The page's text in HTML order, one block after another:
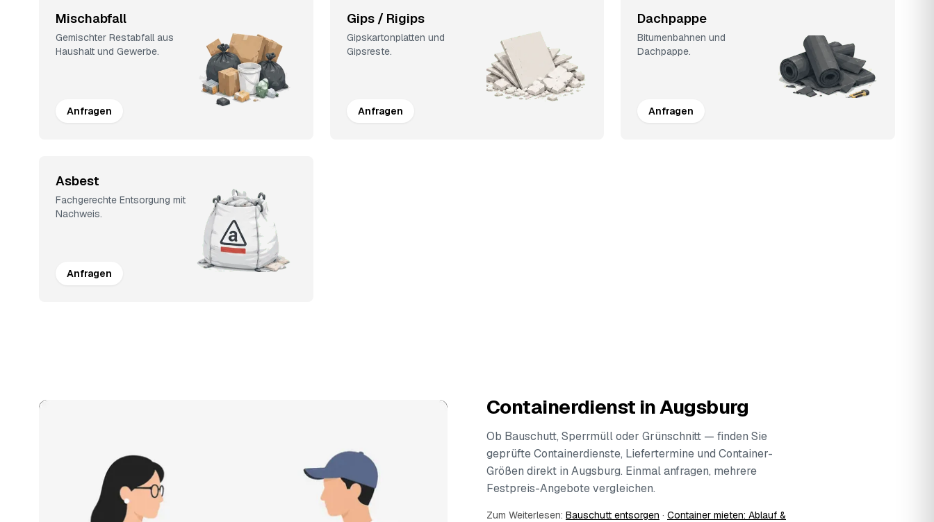
Mischabfall
Gemischter Restabfall aus
Haushalt und Gewerbe.
Anfragen
Gips / Rigips
Gipskartonplatten und
Gipsreste.
Anfragen
Dachpappe
Bitumenbahnen und
Dachpappe.
Anfragen
Asbest
Fachgerechte Entsorgung mit
Nachweis.
Anfragen
Containerdienst in Augsburg
Ob Bauschutt, Sperrmüll oder Grünschnitt — finden Sie
geprüfte Containerdienste, Liefertermine und Container-
Größen direkt in Augsburg. Einmal anfragen, mehrere
Festpreis-Angebote vergleichen.
Zum Weiterlesen: Bauschutt entsorgen · Container mieten: Ablauf &